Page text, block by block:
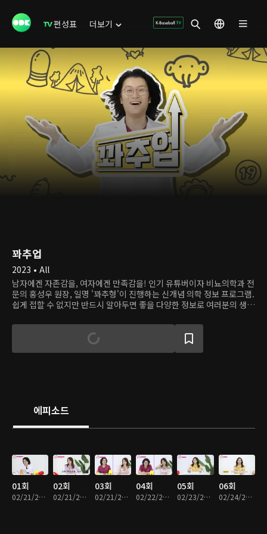
편성표 더보기
꽈추업
2023 • All
남자에겐 자존감을, 여자에겐 만족감을! 인기 유튜버이자 비뇨의학과 전
문의 홍성우 원장, 일명 '꽈추형'이 진행하는 신개념 의학 정보 프로그램.
쉽게 접할 수 없지만 반드시 알아두면 좋을 다양한 정보로 여러분의 생활
에피소드
01회
02/21/2023 • 14분
02회
02/21/2023 • 15분
03회
02/21/2023 • 15분
04회
02/22/2023 • 15분
05회
02/23/2023 • 15분
06회
02/24/2023 • 15분